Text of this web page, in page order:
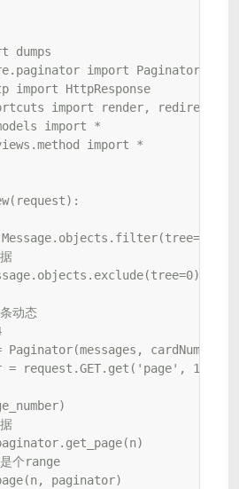
dumps
import Paginator
import HttpResponse
import render, redirect
import *
import *
动态
Paginator(messages, cardNum)
= request.GET.get('page', 1)
个range
paginator)